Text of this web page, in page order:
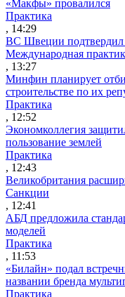
«Макфы» провалился
Практика
, 14:29
ВС Швеции подтвердил
Международная
, 13:27
Минфин планирует
строительстве по их
Практика
, 12:52
Экономколлегия
пользование землей
Практика
, 12:43
Великобритания
Санкции
, 12:41
АБД предложила
моделей
Практика
, 11:53
«Билайн» подал
названии бренда
Практика